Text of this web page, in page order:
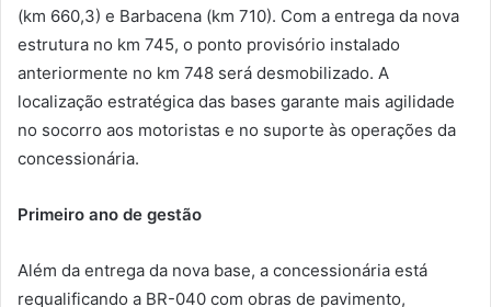
(km 660,3) e Barbacena (km 710). Com a entrega da nova
estrutura no km 745, o ponto provisório instalado
anteriormente no km 748 será desmobilizado. A
localização estratégica das bases garante mais agilidade
no socorro aos motoristas e no suporte às operações da
concessionária.
Primeiro ano de gestão
Além da entrega da nova base, a concessionária está
requalificando a BR-040 com obras de pavimento,